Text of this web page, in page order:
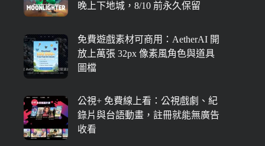
晚上下地城，8/10 前永久保留
免費遊戲素材可商用：AetherAI 開
放上萬張 32px 像素風角色與道具
圖檔
公視+ 免費線上看：公視戲劇、紀
錄片與台語動畫，註冊就能無廣告
收看